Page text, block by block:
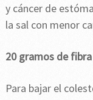
y cáncer de
la sal con menor
20 gramos de fibra
Para bajar el